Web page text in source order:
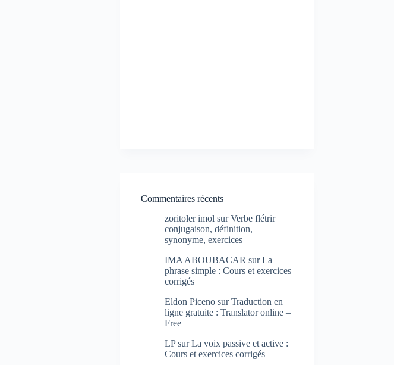
Commentaires récents
zoritoler imol surVerbe flétrir
conjugaison, définition,
synonyme, exercices
IMA ABOUBACAR surLa
phrase simple : Cours et exercices
corrigés
Eldon Piceno surTraduction en
ligne gratuite : Translator online –
Free
LPsurLa voix passive et active :
Cours et exercices corrigés